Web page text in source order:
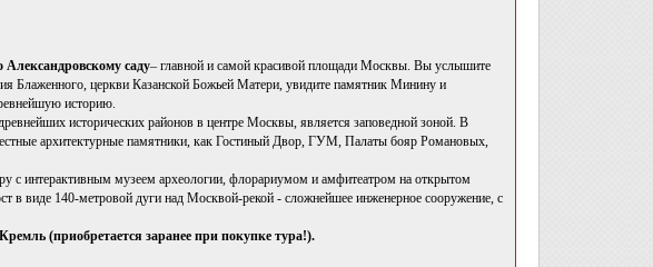
саду– главной и самой красивой площади Москвы. Вы услышите
Блаженного, церкви Казанской Божьей Матери, увидите памятник Минину и
историю.
исторических районов в центре Москвы, является заповедной зоной. В
архитектурные памятники, как Гостиный Двор, ГУМ, Палаты бояр Романовых,
с интерактивным музеем археологии, флорариумом и амфитеатром на открытом
в виде 140-метровой дуги над Москвой-рекой - сложнейшее инженерное сооружение, с
(приобретается заранее при покупке тура!).